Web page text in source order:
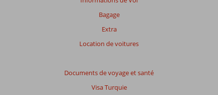
Bagage
Extra
Location de voitures
Documents de voyage et santé
Visa Turquie